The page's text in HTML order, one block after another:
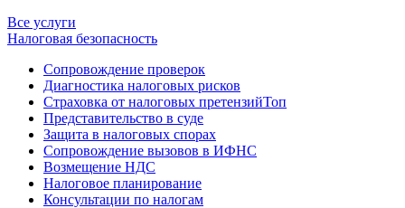
Все услуги
Налоговая безопасность
Сопровождение проверок
Диагностика налоговых рисков
Страховка от налоговых претензийТоп
Представительство в суде
Защита в налоговых спорах
Сопровождение вызовов в ИФНС
Возмещение НДС
Налоговое планирование
Консультации по налогам